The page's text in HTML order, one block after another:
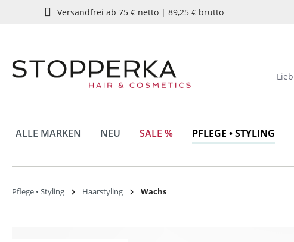
Zur Hauptnavigation springen
Versandfrei ab 75 € netto | 89,25 € brutto
ALLE MARKEN NEU SALE % PFLEGE • STYLING
Pflege • Styling Haarstyling Wachs